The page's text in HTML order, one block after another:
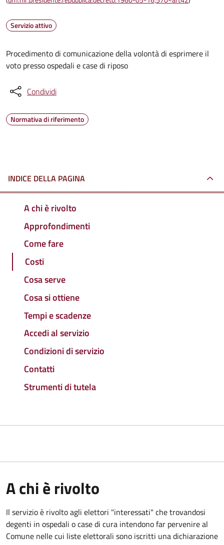
Servizio attivo
Procedimento di comunicazione della volontà di esprimere il
voto presso ospedali e case di riposo
Condividi
Normativa di riferimento
INDICE DELLA PAGINA
A chi è rivolto
Approfondimenti
Come fare
Costi
Cosa serve
Cosa si ottiene
Tempi e scadenze
Accedi al servizio
Condizioni di servizio
Contatti
Strumenti di tutela
A chi è rivolto
Il servizio è rivolto agli elettori "interessati" che trovandosi
degenti in ospedali o case di cura intendono far pervenire al
Comune nelle cui liste elettorali sono iscritti una dichiarazione